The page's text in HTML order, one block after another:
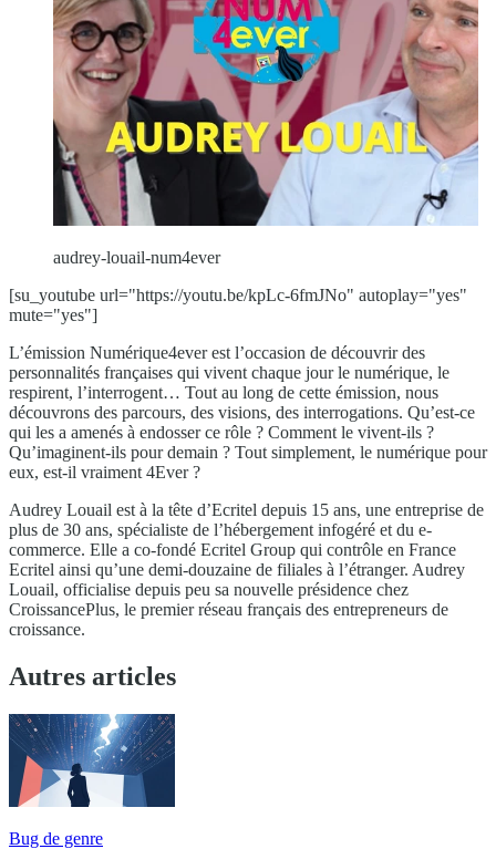
audrey-louail-num4ever
[su_youtube url="https://youtu.be/kpLc-6fmJNo" autoplay="yes"
mute="yes"]
L’émission Numérique4ever est l’occasion de découvrir des
personnalités françaises qui vivent chaque jour le numérique, le
respirent, l’interrogent… Tout au long de cette émission, nous
découvrons des parcours, des visions, des interrogations. Qu’est-ce
qui les a amenés à endosser ce rôle ? Comment le vivent-ils ?
Qu’imaginent-ils pour demain ? Tout simplement, le numérique pour
eux, est-il vraiment 4Ever ?
Audrey Louail est à la tête d’Ecritel depuis 15 ans, une entreprise de
plus de 30 ans, spécialiste de l’hébergement infogéré et du e-
commerce. Elle a co-fondé Ecritel Group qui contrôle en France
Ecritel ainsi qu’une demi-douzaine de filiales à l’étranger. Audrey
Louail, officialise depuis peu sa nouvelle présidence chez
CroissancePlus, le premier réseau français des entrepreneurs de
croissance.
Autres articles
Bug de genre